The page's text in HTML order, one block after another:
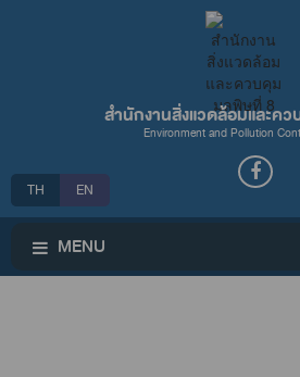
สำนักงานสิ่งแวดล้อมและค
Environment and Pollution
TH EN
MENU